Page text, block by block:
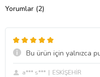
Yorumlar (2)
Bu ürün için yalnızca
a*** s*** ESKİŞEHİR